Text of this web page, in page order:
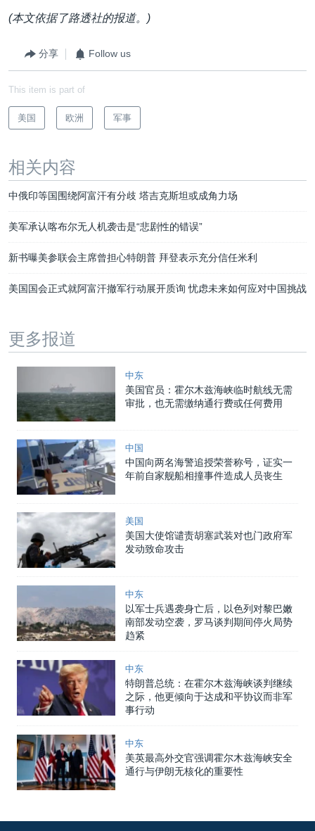
(本文依据了路透社的报道。)
分享 Follow us
This item is part of
美国 欧洲 军事
相关内容
中俄印等国围绕阿富汗有分歧 塔吉克斯坦或成角力场
美军承认喀布尔无人机袭击是“悲剧性的错误”
新书曝美参联会主席曾担心特朗普 拜登表示充分信任米利
美国国会正式就阿富汗撤军行动展开质询 忧虑未来如何应对中国挑战
更多报道
中东
美国官员：霍尔木兹海峡临时航线无需
审批，也无需缴纳通行费或任何费用
中国
中国向两名海警追授荣誉称号，证实一
年前自家舰船相撞事件造成人员丧生
美国
美国大使馆谴责胡塞武装对也门政府军
发动致命攻击
中东
以军士兵遇袭身亡后，以色列对黎巴嫩
南部发动空袭，罗马谈判期间停火局势
趋紧
中东
特朗普总统：在霍尔木兹海峡谈判继续
之际，他更倾向于达成和平协议而非军
事行动
中东
美英最高外交官强调霍尔木兹海峡安全
通行与伊朗无核化的重要性